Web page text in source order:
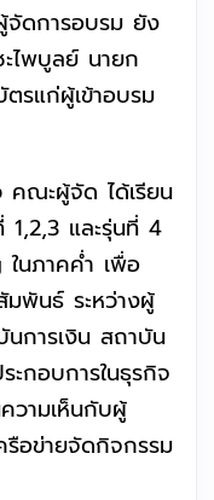
จัดการอบรม ยัง
ไพบูลย์ นายก
รแก่ผู้เข้าอบรม
คณะผู้จัด ได้เรียน
และรุ่นที่ 4
นภาคค่ำ เพื่อ
มพันธ์ ระหว่างผู้
นการเงิน สถาบัน
กอบการในธุรกิจ
วามเห็นกับผู้
รือข่ายจัดกิจกรรม